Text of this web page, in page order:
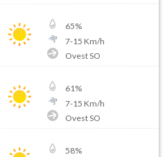
65%
7-15 Km/h
Ovest SO
61%
7-15 Km/h
Ovest SO
58%